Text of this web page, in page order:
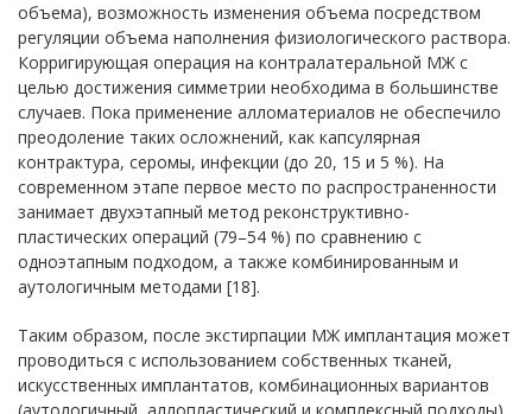
объема), возможность изменения объема посредством
регуляции объема наполнения физиологического раствора.
Корригирующая операция на контралатеральной МЖ с
целью достижения симметрии необходима в большинстве
случаев. Пока применение алломатериалов не обеспечило
преодоление таких осложнений, как капсулярная
контрактура, серомы, инфекции (до 20, 15 и 5 %). На
современном этапе первое место по распространенности
занимает двухэтапный метод реконструктивно-
пластических операций (79–54 %) по сравнению с
одноэтапным подходом, а также комбинированным и
аутологичным методами [18].
Таким образом, после экстирпации МЖ имплантация может
проводиться с использованием собственных тканей,
искусственных имплантатов, комбинационных вариантов